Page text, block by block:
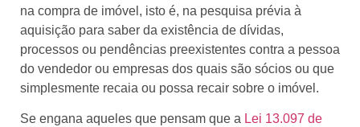
na compra de imóvel, isto é, na pesquisa prévia à
aquisição para saber da existência de dívidas,
processos ou pendências preexistentes contra a pessoa
do vendedor ou empresas dos quais são sócios ou que
simplesmente recaia ou possa recair sobre o imóvel.
Se engana aqueles que pensam que a Lei 13.097 de